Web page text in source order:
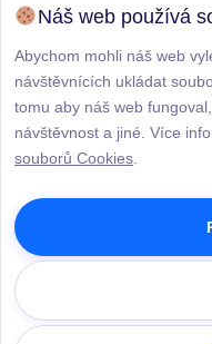
Telefon
Vaše zpráva
Náš web používá
Abychom mohli náš web
návštěvnících ukládat
tomu aby náš web
návštěvnost a jiné. Více
souborů Cookies